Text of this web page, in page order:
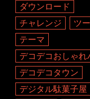
ダウンロード
チャレンジ
ツ
テーマ
デコデコおしゃれ
デコデコタウン
デジタル駄菓子屋